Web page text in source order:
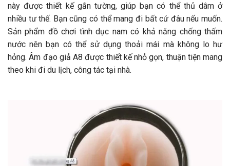
này được thiết kế gắn tường, giúp bạn có thể thủ dâm ở
nhiều tư thế. Bạn cũng có thể mang đi bất cứ đâu nếu muốn.
Sản phẩm đồ chơi tình dục nam có khả năng chống thấm
nước nên bạn có thể sử dụng thoải mái mà không lo hư
hỏng. Âm đạo giả A8 được thiết kế nhỏ gọn, thuận tiện mang
theo khi đi du lịch, công tác tại nhà.